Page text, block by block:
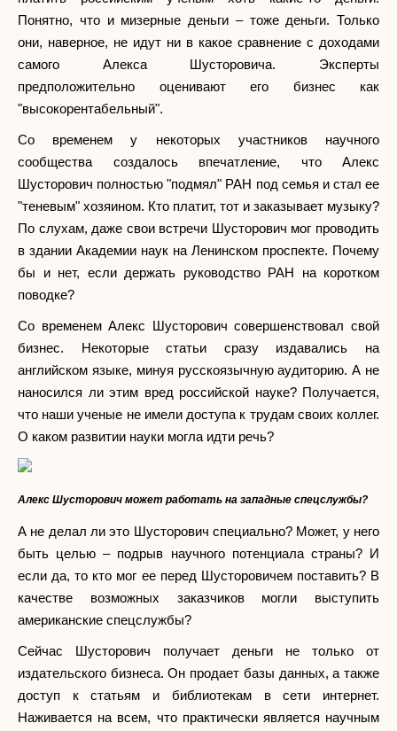
Понятно, что и мизерные деньги – тоже деньги. Только
они, наверное, не идут ни в какое сравнение с доходами
самого Алекса Шусторовича. Эксперты
предположительно оценивают его бизнес как
"высокорентабельный".
Со временем у некоторых участников научного
сообщества создалось впечатление, что Алекс
Шусторович полностью "подмял" РАН под семья и стал ее
"теневым" хозяином. Кто платит, тот и заказывает музыку?
По слухам, даже свои встречи Шусторович мог проводить
в здании Академии наук на Ленинском проспекте. Почему
бы и нет, если держать руководство РАН на коротком
поводке?
Со временем Алекс Шусторович совершенствовал свой
бизнес. Некоторые статьи сразу издавались на
английском языке, минуя русскоязычную аудиторию. А не
наносился ли этим вред российской науке? Получается,
что наши ученые не имели доступа к трудам своих коллег.
О каком развитии науки могла идти речь?
Алекс Шусторович может работать на западные спецслужбы?
А не делал ли это Шусторович специально? Может, у него
быть целью – подрыв научного потенциала страны? И
если да, то кто мог ее перед Шусторовичем поставить? В
качестве возможных заказчиков могли выступить
американские спецслужбы?
Сейчас Шусторович получает деньги не только от
издательского бизнеса. Он продает базы данных, а также
доступ к статьям и библиотекам в сети интернет.
Наживается на всем, что практически является научным